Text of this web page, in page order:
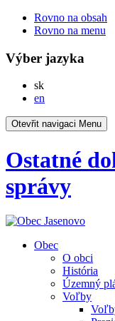
Rovno na obsah
Rovno na menu
Výber jazyka
skSlovensky
en
Otevřit navigaci Menu
Ostatné
správy
Obec
O obci
História
Územný
Voľby